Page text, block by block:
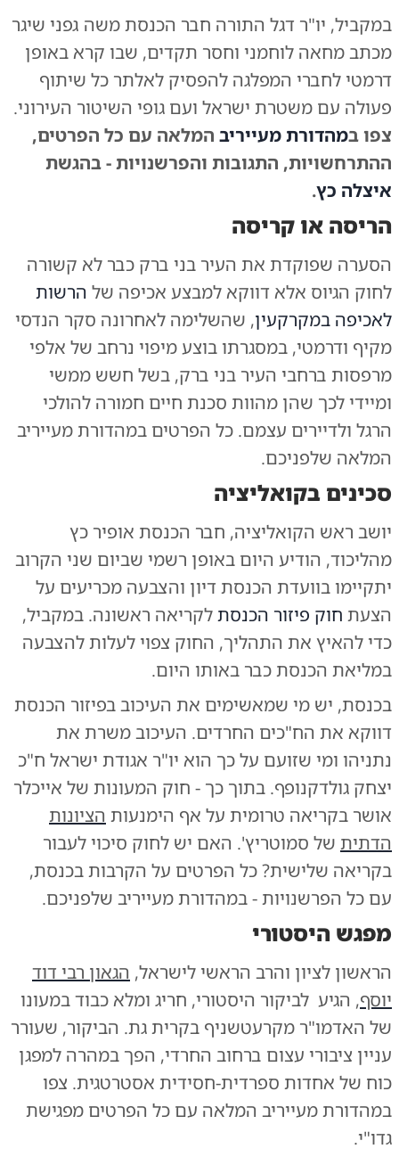
במקביל, יו"ר דגל התורה חבר הכנסת משה גפני שיגר
מכתב מחאה לוחמני וחסר תקדים, שבו קרא באופן
דרמטי לחברי המפלגה להפסיק לאלתר כל שיתוף
פעולה עם משטרת ישראל ועם גופי השיטור העירוני.
צפו במהדורת מעייריב המלאה עם כל הפרטים,
ההתרחשויות, התגובות והפרשנויות - בהגשת
איצלה כץ.
הריסה או קריסה
הסערה שפוקדת את העיר בני ברק כבר לא קשורה
לחוק הגיוס אלא דווקא למבצע אכיפה של הרשות
לאכיפה במקרקעין, שהשלימה לאחרונה סקר הנדסי
מקיף ודרמטי, במסגרתו בוצע מיפוי נרחב של אלפי
מרפסות ברחבי העיר בני ברק, בשל חשש ממשי
ומיידי לכך שהן מהוות סכנת חיים חמורה להולכי
הרגל ולדיירים עצמם. כל הפרטים במהדורת מעייריב
המלאה שלפניכם.
סכינים בקואליציה
יושב ראש הקואליציה, חבר הכנסת אופיר כץ
מהליכוד, הודיע היום באופן רשמי שביום שני הקרוב
יתקיימו בוועדת הכנסת דיון והצבעה מכריעים על
הצעת חוק פיזור הכנסתלקריאה ראשונה. במקביל,
כדי להאיץ את התהליך, החוק צפוי לעלות להצבעה
במליאת הכנסת כבר באותו היום.
בכנסת, יש מי שמאשימים את העיכוב בפיזור הכנסת
דווקא את הח"כים החרדים. העיכוב משרת את
נתניהו ומי שזועם על כך הוא יו"ר אגודת ישראל ח"כ
יצחק גולדקנופף. בתוך כך - חוק המעונות של אייכלר
אושר בקריאה טרומית על אף הימנעות הציונות
הדתית של סמוטריץ'. האם יש לחוק סיכוי לעבור
בקריאה שלישית? כל הפרטים על הקרבות בכנסת,
עם כל הפרשנויות - במהדורת מעייריב שלפניכם.
מפגש היסטורי
הראשון לציון והרב הראשי לישראל, הגאון רבי דוד
יוסף, הגיע לביקור היסטורי, חריג ומלא כבוד במעונו
של האדמו"ר מקרעטשניף בקרית גת. הביקור, שעורר
עניין ציבורי עצום ברחוב החרדי, הפך במהרה למפגן
כוח של אחדות ספרדית-חסידית אסטרטגית. צפו
במהדורת מעייריב המלאה עם כל הפרטים מפגישת
גדו"י.